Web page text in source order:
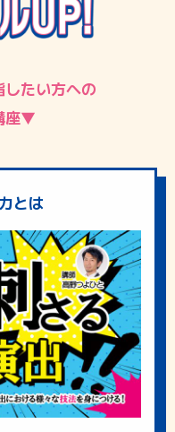
たい方への
座▼
とは